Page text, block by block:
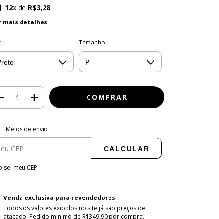
12x de R$3,28
mais detalhes
Tamanho
para o CEP:
Meios de envio
CALCULAR
sei meu CEP
Venda exclusiva para revendedores
Todos os valores exibidos no site já são preços de
atacado. Pedido mínimo de R$349,90 por compra.